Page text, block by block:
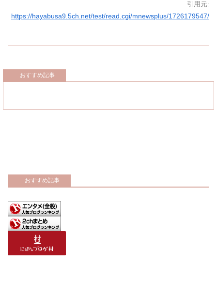
引用元:
https://hayabusa9.5ch.net/test/read.cgi/mnewsplus/1726179547/
おすすめ記事
おすすめ記事